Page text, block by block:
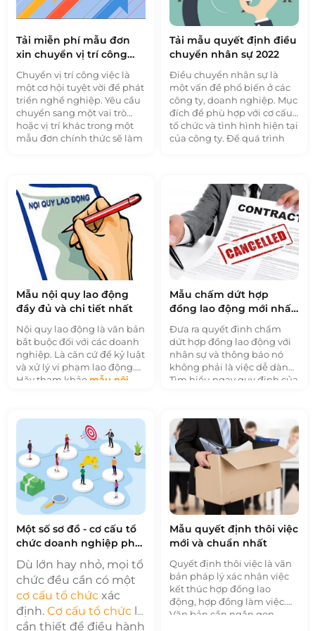
chia sẻ trong bài viết dưới
đây.
Tải miễn phí mẫu đơn
xin chuyển vị trí công
việc mới nhất
Chuyển vị trí công việc là
một cơ hội tuyệt vời để phát
triển nghề nghiệp. Yêu cầu
chuyển sang một vai trò
hoặc vị trí khác trong một
mẫu đơn chính thức sẽ làm
các bạnmẫu đơn xin
chuyển vị trí công việc
mới nhất.
Tải mẫu quyết định điều
chuyển nhân sự 2022
Điều chuyển nhân sự là
một vấn đề phổ biến ở các
công ty, doanh nghiệp. Mục
đích để phù hợp với cơ cấu,
tổ chức và tình hình hiện tại
của công ty. Để quá trình
nhất. 1BOSS xin chia sẻ
mẫu quyết định điều
chuyển
nhân sựchuẩn
nhất trong bài viết dưới
đây.
Mẫu nội quy lao động
đầy đủ và chi tiết nhất
Nội quy lao động là văn bản
bắt buộc đối với các doanh
nghiệp. Là căn cứ để kỷ luật
và xử lý vi phạm lao động.
Hãy tham khảo mẫu nội
dưới đây.
Mẫu chấm dứt hợp
đồng lao động mới nhất
Đưa ra quyết định chấm
dứt hợp đồng lao động với
nhân sự và thông báo nó
không phải là việc dễ dàng.
Tìm hiểu ngay quy định của
dứt hợp đồng, tham khảo
ngay
mẫu chấm dứt hợp
đồng lao động
mới nhất
2022.
Một số sơ đồ - cơ cấu tổ
chức doanh nghiệp phổ
biến hiện nay
Dù lớn hay nhỏ, mọi tổ
chức đều cần có một
cơ cấu tổ chức xác
định.Cơ cấu tổ chức là
cần thiết để điều hành
Mẫu quyết định thôi việc
mới và chuẩn nhất
Quyết định thôi việc là văn
bản pháp lý xác nhận việc
kết thúc hợp đồng lao
động, hợp đồng làm việc.
Văn bản cần ngắn gọn,